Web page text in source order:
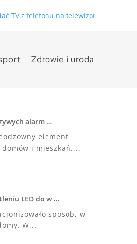
TV z telefonu na telewizorze bez
Zdrowie i uroda
alarm …
element
i mieszkań....
LED do w …
sposób, w
W...